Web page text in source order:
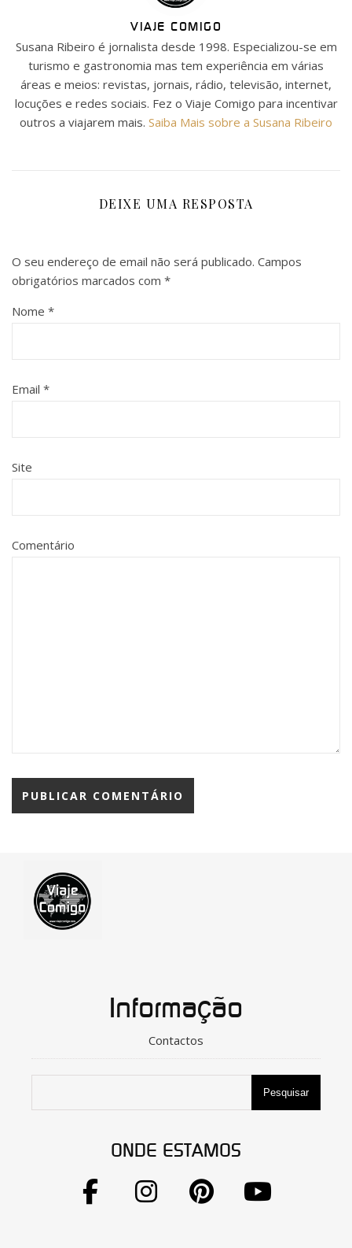
VIAJE COMIGO
Susana Ribeiro é jornalista desde 1998. Especializou-se em
turismo e gastronomia mas tem experiência em várias
áreas e meios: revistas, jornais, rádio, televisão, internet,
locuções e redes sociais. Fez o Viaje Comigo para incentivar
outros a viajarem mais. Saiba Mais sobre a Susana Ribeiro
DEIXE UMA RESPOSTA
O seu endereço de email não será publicado. Campos
obrigatórios marcados com *
Nome *
Email *
Site
Comentário
Informação
Contactos
Pesquisar
ONDE ESTAMOS